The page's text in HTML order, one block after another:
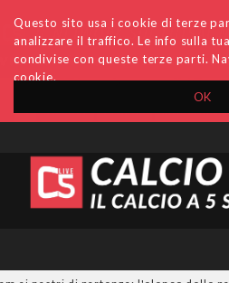
OK
Questo sito usa i cookie di terze
analizzare il traffico. Le info sulla
condivise con queste terze parti.
cookie.
Accedi Archivio Invio